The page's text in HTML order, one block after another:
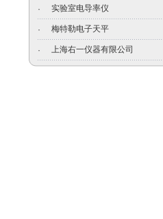
· 实验室电导率仪
· 梅特勒电子天平
· 上海右一仪器有限公司